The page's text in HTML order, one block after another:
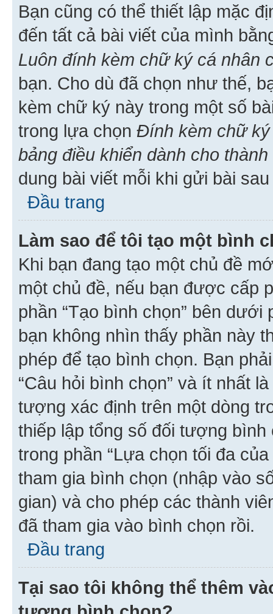
Bạn cũng có thể thiết lập mặc
đến tất cả bài viết của mình
Luôn đính kèm chữ ký cá nhân
bạn. Cho dù đã chọn như thế,
kèm chữ ký này trong một số
trong lựa chọn Đính kèm chữ
bảng điều khiển dành cho
dung bài viết mỗi khi gửi bài sau
Đầu trang
Làm sao để tôi tạo một bình
Khi bạn đang tạo một chủ đề
một chủ đề, nếu bạn được cấp
phần “Tạo bình chọn” bên
bạn không nhìn thấy phần này
phép để tạo bình chọn. Bạn
“Câu hỏi bình chọn” và ít nhất
tượng xác định trên một dòng
thiếp lập tổng số đối tượng
trong phần “Lựa chọn tối đa
tham gia bình chọn (nhập vào
gian) và cho phép các thành
đã tham gia vào bình chọn rồi.
Đầu trang
Tại sao tôi không thể thêm